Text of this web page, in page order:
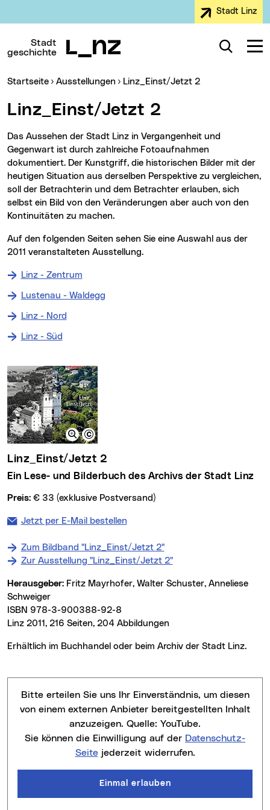
Stadt Linz
Stadt
geschichte
Suche
Sie sind hier:
Startseite Ausstellungen Linz_Einst/Jetzt 2
Linz_Einst/Jetzt 2
Das Aussehen der Stadt Linz in Vergangenheit und
Gegenwart ist durch zahlreiche Fotoaufnahmen
dokumentiert. Der Kunstgriff, die historischen Bilder mit der
heutigen Situation aus derselben Perspektive zu vergleichen,
soll der Betrachterin und dem Betrachter erlauben, sich
selbst ein Bild von den Veränderungen aber auch von den
Kontinuitäten zu machen.
Auf den folgenden Seiten sehen Sie eine Auswahl aus der
2011 veranstalteten Ausstellung.
Linz - Zentrum
Lustenau - Waldegg
Linz - Nord
Linz - Süd
Linz_Einst/Jetzt 2
Ein Lese- und Bilderbuch des Archivs der Stadt Linz
Preis: € 33 (exklusive Postversand)
Jetzt per E-Mail bestellen
Zum Bildband "Linz_Einst/Jetzt 2"
Zur Ausstellung "Linz_Einst/Jetzt 2"
Herausgeber: Fritz Mayrhofer, Walter Schuster, Anneliese
Schweiger
ISBN 978-3-900388-92-8
Linz 2011, 216 Seiten, 204 Abbildungen
Erhältlich im Buchhandel oder beim Archiv der Stadt Linz.
Bitte erteilen Sie uns Ihr Einverständnis, um diesen
von einem externen Anbieter bereitgestellten Inhalt
anzuzeigen. Quelle: YouTube.
Sie können die Einwilligung auf der Datenschutz-
Seitejederzeit widerrufen.
Einmal erlauben